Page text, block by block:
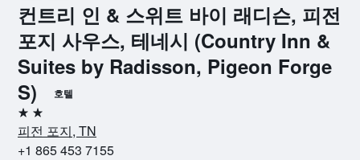
컨트리 인 & 스위트 바이 래디슨, 피전
포지 사우스, 테네시 (Country Inn &
Suites by Radisson, Pigeon Forge
S)
호텔
2성급
피전 포지, TN
+1 865 453 7155